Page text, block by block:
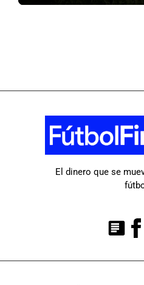
El dinero que se